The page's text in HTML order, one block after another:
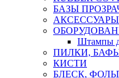
БАЗЫ
Штампы
ПИЛКИ,
КИСТИ
БЛЕСК,